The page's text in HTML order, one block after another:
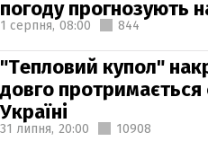
погоду прогнозують
1 серпня, 08:00 844
"Тепловий купол"
довго протримається
Україні
31 липня, 20:00 10908